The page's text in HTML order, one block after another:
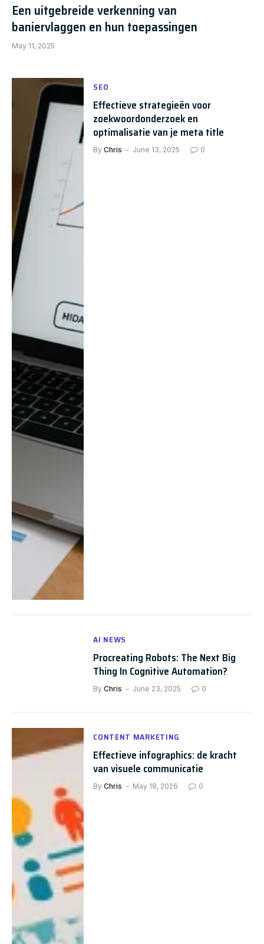
Een uitgebreide verkenning van
baniervlaggen en hun toepassingen
May 11, 2025
SEO
Effectieve strategieën voor
zoekwoordonderzoek en
optimalisatie van je meta title
By Chris June 13, 2025 0
AI NEWS
Procreating Robots: The Next Big
Thing In Cognitive Automation?
By Chris June 23, 2025 0
CONTENT MARKETING
Effectieve infographics: de kracht
van visuele communicatie
By Chris May 18, 2026 0